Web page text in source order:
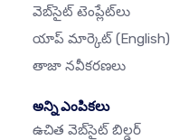
వెబ్‌సైట్ టెంప్లేట్‌లు
యాప్ మార్కెట్ (English)
తాజా నవీకరణలు
అన్ని ఎంపికలు
ఉచిత వెబ్‌సైట్ బిల్డర్